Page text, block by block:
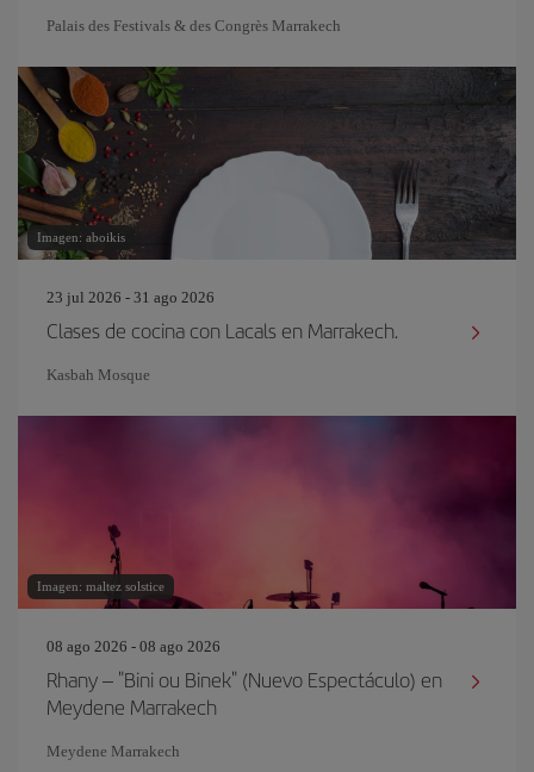
Palais des Festivals & des Congrès Marrakech
Imagen: aboikis
23 jul 2026 - 31 ago 2026
Clases de cocina con Lacals en Marrakech.
Kasbah Mosque
Imagen: maltez solstice
08 ago 2026 - 08 ago 2026
Rhany – "Bini ou Binek" (Nuevo Espectáculo) en
Meydene Marrakech
Meydene Marrakech